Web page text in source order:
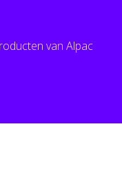
van Alpac